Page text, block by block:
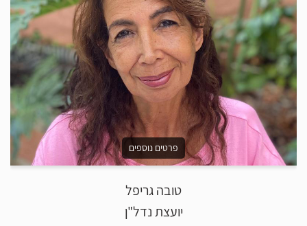
פרטים נוספים
טובה גריפל
יועצת נדל"ן